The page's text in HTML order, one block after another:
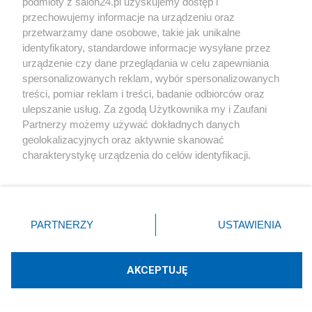
zjawiska El Niño z 1998 roku.
Reklama
Podsumowując:
- działalność ludzka wpływa w sposób nieistotny na
klimat
- za zmiany klimatu odpowiada aktywność Słońca
- oceany są stabilizatorem klimatu poprzez
uwalnianie i pochłanianie CO i poprzez
przechowujemy informacje na urządzeniu oraz
przetwarzamy dane osobowe, takie jak unikalne
identyfikatory, standardowe informacje wysyłane przez
urządzenie czy dane przeglądania w celu zapewniania
spersonalizowanych reklam, wybór spersonalizowanych
treści, pomiar reklam i treści, badanie odbiorców oraz
ulepszanie usług. Za zgodą Użytkownika my i Zaufani
Partnerzy możemy używać dokładnych danych
geolokalizacyjnych oraz aktywnie skanować
charakterystykę urządzenia do celów identyfikacji.
zmienić/wycofać klikając przycisk ustawień prywatności
znajdujący się w lewym dolnym rogu strony
rodzaje przetwarzania danych nie wymagają zgody
użytkownika, ale masz prawo sprzeciwić się takiemu
PARTNERZY USTAWIENIA
AKCEPTUJĘ